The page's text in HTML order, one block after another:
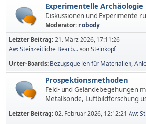
Experimentelle Archäologie
Diskussionen und Experimente
Moderator: nobody
Letzter Beitrag:21. März 2026, 17:11:26
Aw: Steinzeitliche Bearb...vonSteinkopf
Unter-Boards Bezugsquellen für Materialien
Prospektionsmethoden
Feld- und Geländebegehungen
Metallsonde, Luftbildforschung
Letzter Beitrag:02. Februar 2026, 12:12:21 Aw: